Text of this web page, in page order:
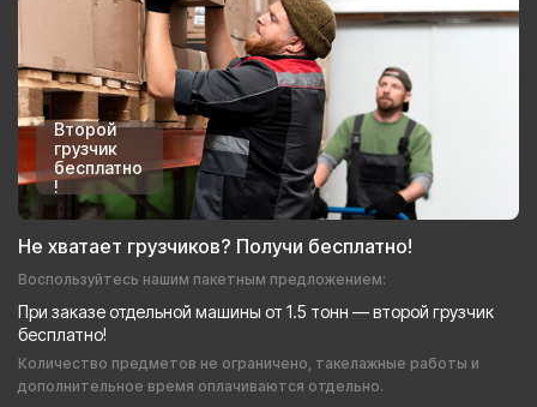
Второй
грузчик
бесплатно
!
Не хватает грузчиков? Получи бесплатно!
Воспользуйтесь нашим пакетным предложением:
При заказе отдельной машины от 1.5 тонн — второй грузчик
бесплатно!
Количество предметов не ограничено, такелажные работы и
дополнительное время оплачиваются отдельно.